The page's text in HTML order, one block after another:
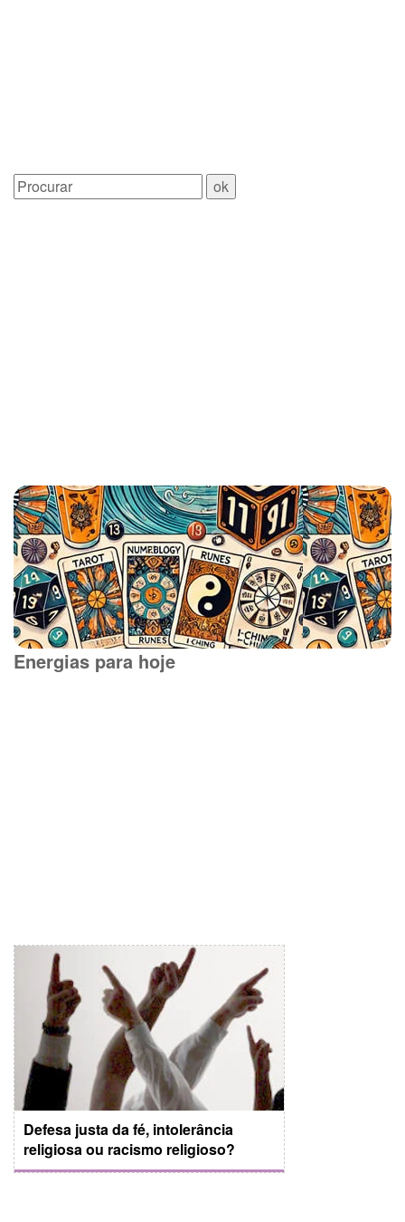
Energias para hoje
Defesa justa da fé, intolerância
religiosa ou racismo religioso?